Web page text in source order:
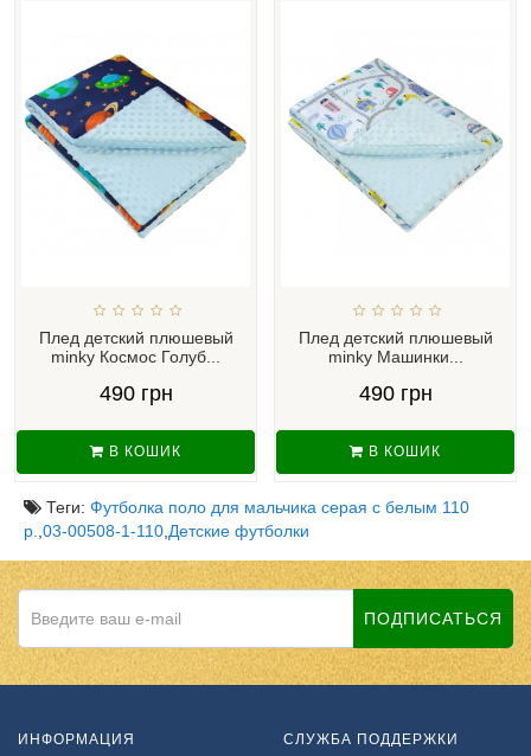
Плед детский плюшевый
minky Космос Голуб...
490 грн
В КОШИК
Плед детский плюшевый
minky Машинки...
490 грн
В КОШИК
Теги: Футболка поло для мальчика серая с белым 110
р. 03-00508-1-110 Детские футболки
ПОДПИСАТЬСЯ
ИНФОРМАЦИЯ СЛУЖБА ПОДДЕРЖКИ